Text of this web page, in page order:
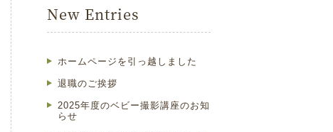
New Entries
ホームページを引っ越しました
退職のご挨拶
2025年度のベビー撮影講座のお知
らせ